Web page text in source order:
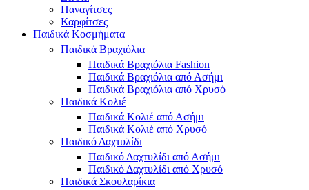
Παναγίτσες
Καρφίτσες
Παιδικά Κοσμήματα
Παιδικά Βραχιόλια
Παιδικά Βραχιόλια Fashion
Παιδικά Βραχιόλια από Ασήμι
Παιδικά Βραχιόλια από Χρυσό
Παιδικά Κολιέ
Παιδικά Κολιέ από Ασήμι
Παιδικά Κολιέ από Χρυσό
Παιδικό Δαχτυλίδι
Παιδικό Δαχτυλίδι από Ασήμι
Παιδικό Δαχτυλίδι από Χρυσό
Παιδικά Σκουλαρίκια